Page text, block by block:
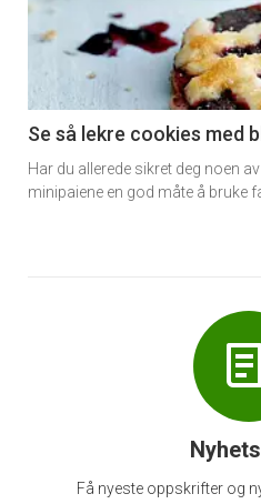
nå
6
Se så lekre cookies med
Har du allerede sikret deg noen
minipaiene en god måte å bruke
Få nyeste oppskrifter og